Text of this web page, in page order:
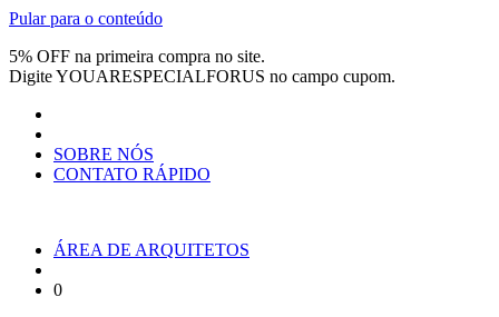
Pular para o conteúdo
5% OFF na primeira compra no site.
DigiteYOUARESPECIALFORUS no campo cupom.
SOBRE NÓS
CONTATO RÁPIDO
ÁREA DE ARQUITETOS
0